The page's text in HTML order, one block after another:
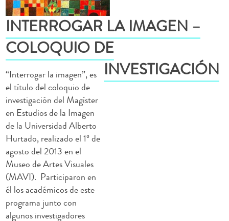
INTERROGAR LA IMAGEN –
COLOQUIO DE
INVESTIGACIÓN
“Interrogar la imagen”, es
el título del coloquio de
investigación del Magíster
en Estudios de la Imagen
de la Universidad Alberto
Hurtado, realizado el 1º de
agosto del 2013 en el
Museo de Artes Visuales
(MAVI). Participaron en
él los académicos de este
programa junto con
algunos investigadores